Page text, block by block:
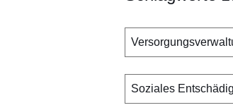
Soziales